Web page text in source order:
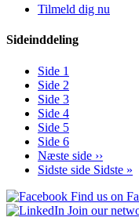
Tilmeld dig nu
Sideinddeling
Side 1
Side 2
Side 3
Side 4
Side 5
Side 6
Næste side ››
Sidste side Sidste »
Find us on
Join our